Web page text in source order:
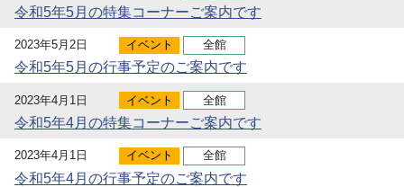
令和5年5月の特集コーナーご案内です
2023年5月2日 イベント 全館
令和5年5月の行事予定のご案内です
2023年4月1日 イベント 全館
令和5年4月の特集コーナーご案内です
2023年4月1日 イベント 全館
令和5年4月の行事予定のご案内です